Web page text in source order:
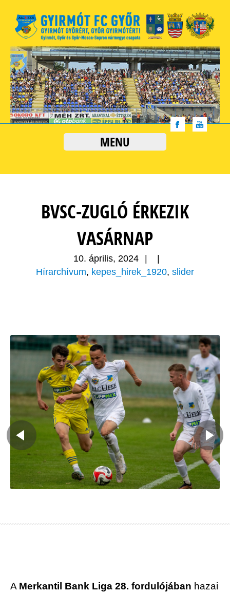
MENU
BVSC-ZUGLÓ ÉRKEZIK
VASÁRNAP
10. április, 2024
Hírarchívum, kepes_hirek_1920, slider
A Merkantil Bank Liga 28. fordulójában hazai